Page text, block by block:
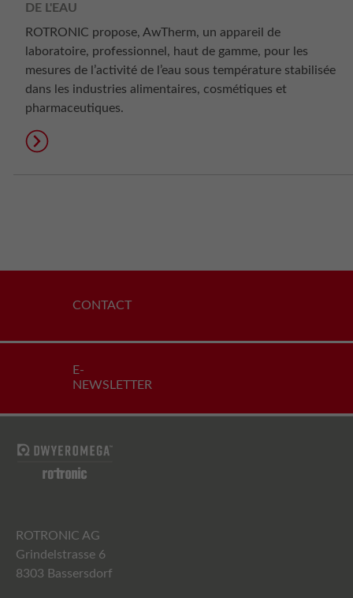
DE L'EAU
ROTRONIC propose, AwTherm, un appareil de
laboratoire, professionnel, haut de gamme, pour les
mesures de l’activité de l’eau sous température stabilisée
dans les industries alimentaires, cosmétiques et
pharmaceutiques.
CONTACT
E-
NEWSLETTER
ROTRONIC AG
Grindelstrasse 6
8303 Bassersdorf